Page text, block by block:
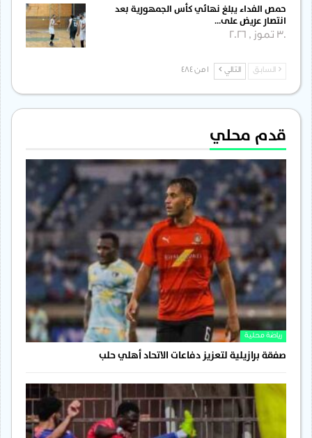
حمص الفداء يبلغ نهائي كأس الجمهورية بعد
انتصار عريض على…
30 تموز , 2026
السابق التالي
قدم محلي
رياضة محلية
صفقة برازيلية لتعزيز دفاعات الاتحاد أهلي حلب